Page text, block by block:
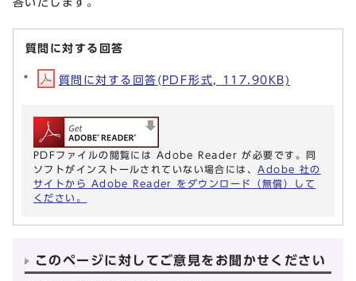
質問に対する回答
質問に対する回答(PDF形式, 117.90KB)
PDFファイルの閲覧には Adobe Reader が必要です。同
ソフトがインストールされていない場合には、 Adobe 社の
サイトから Adobe Reader をダウンロード（無償）して
ください。
このページに対してご意見をお聞かせください